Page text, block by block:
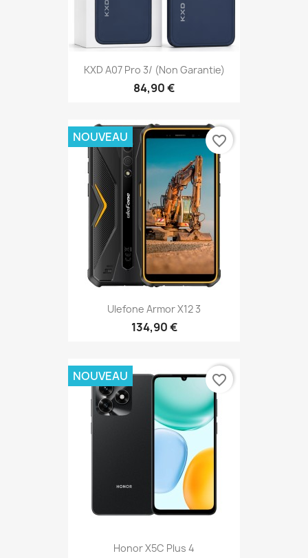
KXD A07 Pro 3/ (Non Garantie)
84,90 €
Ulefone Armor X12 3
134,90 €
NOUVEAU favorite_border
Honor X5C Plus 4
NOUVEAU favorite_border